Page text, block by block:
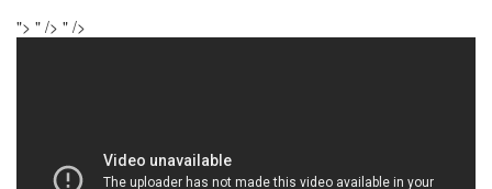
"> " /> " />